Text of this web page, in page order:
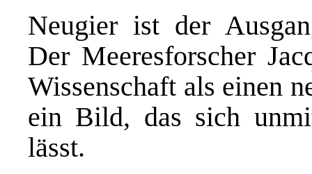
Neugier ist der
Der Meeresforscher
Wissenschaft als einen
ein Bild, das sich
lässt.